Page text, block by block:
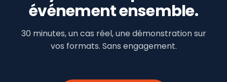
événement ensemble.
30 minutes, un cas réel, une démonstration sur
vos formats. Sans engagement.